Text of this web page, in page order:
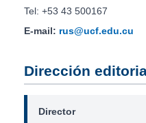
Tel: +53 43 500167
E-mail: rus@ucf.edu.cu
Dirección
Director